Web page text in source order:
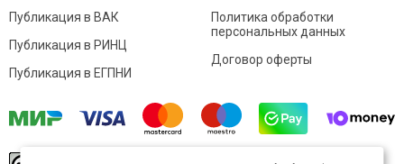
Публикация в ВАК
Публикация в РИНЦ
Публикация в ЕГПНИ
Политика обработки
персональных данных
Договор оферты